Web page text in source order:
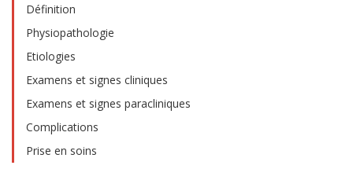
Définition
Physiopathologie
Etiologies
Examens et signes cliniques
Examens et signes paracliniques
Complications
Prise en soins